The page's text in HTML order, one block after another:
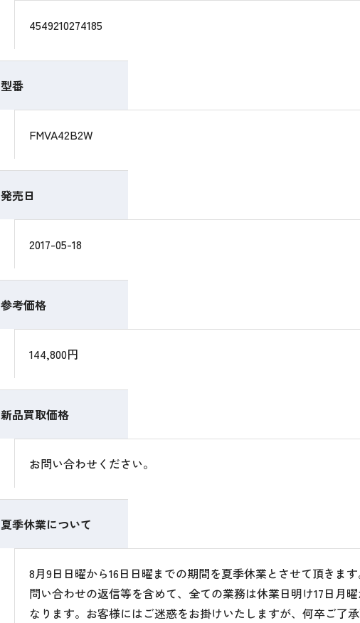
4549210274185
型番
FMVA42B2W
発売日
2017-05-18
参考価格
144,800円
新品買取価格
お問い合わせください。
夏季休業について
8月9日日曜から16日日曜までの期間を夏季休業とさせて頂きま
問い合わせの返信等を含めて、全ての業務は休業日明け17日月
なります。お客様にはご迷惑をお掛けいたしますが、何卒ご了